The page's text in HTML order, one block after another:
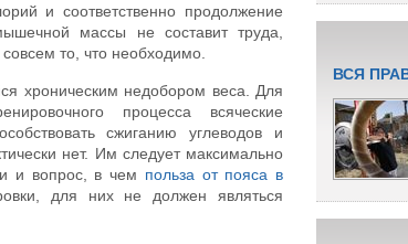
и соответственно продолжение
массы не составит труда,
то, что необходимо.
хроническим недобором веса. Для
процесса всяческие
сжиганию углеводов и
нет. Им следует максимально
и вопрос, в чем польза от пояса в
для них не должен являться
ВСЯ